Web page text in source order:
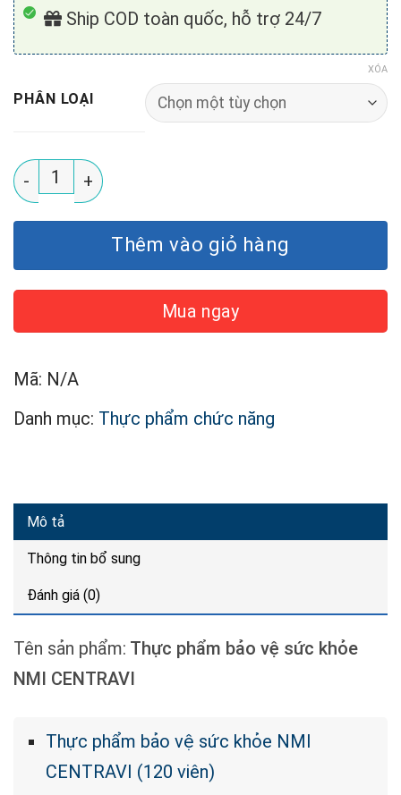
Ship COD toàn quốc, hỗ trợ 24/7
PHÂN LOẠI
XÓA
Thực phẩm bảo vệ sức khỏe NMI CENTRAVI
Thêm vào giỏ hàng
Mua ngay
Mã: N/A
Danh mục: Thực phẩm chức năng
Mô tả
Thông tin bổ sung
Đánh giá (0)
Tên sản phẩm: Thực phẩm bảo vệ sức khỏe
NMI CENTRAVI
Thực phẩm bảo vệ sức khỏe NMI
CENTRAVI (120 viên)